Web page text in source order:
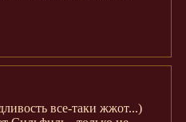
все-таки жжот...)